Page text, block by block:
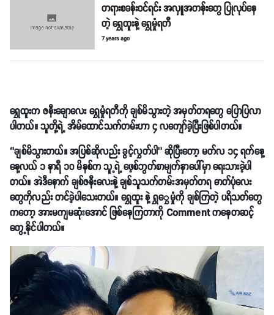
တရားစခန်းဝင်ရင်း အလှူအတန်းတွေ ပြုလုပ်နေ
တဲ့ ရွှေထူးနဲ့ ရွှေမှုံရတီ
7 years ago
ရွှေထူးက ဇနီးချောလေး ရွှေမှုံရတီကို ချစ်မိသွားတဲ့ အမှတ်တရတွေ ပြောပြလာ
ပါတယ်။ သူတို့ရဲ့ အိမ်ထောင်သက်တမ်းဟာ ၄ လကျော်ခဲ့ပြီးဖြစ်ပါတယ်။
‘’ချစ်မိသွားတယ်။ အပြစ်ဆိုလည်း ခွင့်လွှတ်ပါ’’ ဆိုပြီးတော့ မတ်လ ၁၄ ရက်နေ့
နေ့လယ် ၁ နာရီ ၁၀ မိနစ်က သူ့ရဲ့ ဖေ့စ်ဘွတ်စာမျက်နှာပေါ်မှာ ရေးသားခဲ့ပါ
တယ်။ အဲဒီနောက် ချစ်ဇနီးလေးနဲ့ ချစ်သူသက်တမ်းအမှတ်တရ ဓာတ်ပုံလေး
တွေကိုလည်း တင်ခဲ့ပါသေးတယ်။ ရွှေထူး နဲ့ ရွှွှေမှုံကို ချစ်ကြတဲ့ ပရိသတ်တွေ
ကတော့ အားမကျမဆုံးအောင် ဖြစ်နေကြတာကို Comment ကနေတဆင့်
တွေ့နိုင်ပါတယ်။